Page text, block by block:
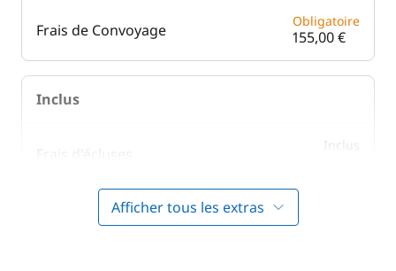
Frais de Convoyage Obligatoire
155,00 €
Inclus
Frais d'écluses Inclus
Afficher tous les extras